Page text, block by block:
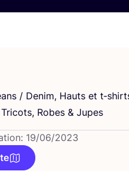
/ Denim, Hauts et
Robes & Jupes
19/06/2023